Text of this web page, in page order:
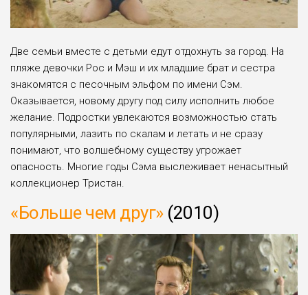
Две семьи вместе с детьми едут отдохнуть за город. На
пляже девочки Рос и Мэш и их младшие брат и сестра
знакомятся с песочным эльфом по имени Сэм.
Оказывается, новому другу под силу исполнить любое
желание. Подростки увлекаются возможностью стать
популярными, лазить по скалам и летать и не сразу
понимают, что волшебному существу угрожает
опасность. Многие годы Сэма выслеживает ненасытный
коллекционер Тристан.
«Больше чем друг»(2010)